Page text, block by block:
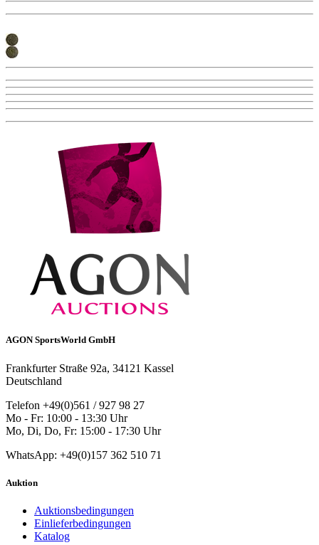
AGON SportsWorld GmbH
Frankfurter Straße 92a, 34121 Kassel
Deutschland
Telefon +49(0)561 / 927 98 27
Mo - Fr: 10:00 - 13:30 Uhr
Mo, Di, Do, Fr: 15:00 - 17:30 Uhr
WhatsApp: +49(0)157 362 510 71
Auktion
Auktionsbedingungen
Einlieferbedingungen
Katalog